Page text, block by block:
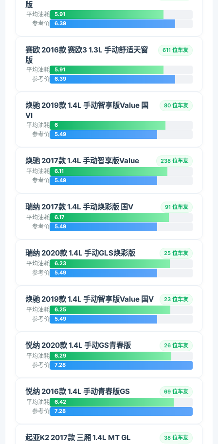
版
平均油耗 5.91
参考价 6.39
赛欧 2016款 赛欧3 1.3L 手动舒适天窗
版
611 位车友
平均油耗 5.91
参考价 6.39
焕驰 2019款 1.4L 手动智享版Value 国
VI
80 位车友
平均油耗 6
参考价 5.49
焕驰 2017款 1.4L 手动智享版Value 238 位车友
平均油耗 6.11
参考价 5.49
瑞纳 2017款 1.4L 手动焕彩版 国V 91 位车友
平均油耗 6.17
参考价 5.49
瑞纳 2020款 1.4L 手动GLS焕彩版 25 位车友
平均油耗 6.23
参考价 5.49
焕驰 2019款 1.4L 手动智享版Value 国V 23 位车友
平均油耗 6.25
参考价 5.49
悦纳 2020款 1.4L 手动GS青春版 26 位车友
平均油耗 6.29
参考价 7.28
悦纳 2016款 1.4L 手动青春版GS 69 位车友
平均油耗 6.42
参考价 7.28
起亚K2 2017款 三厢 1.4L MT GL 38 位车友